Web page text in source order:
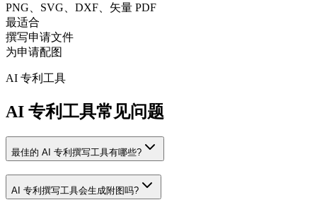
PNG、SVG、DXF、矢量 PDF
最适合
撰写申请文件
为申请配图
AI 专利工具
AI 专利工具常见问题
最佳的 AI 专利撰写工具有哪些?
AI 专利撰写工具会生成附图吗?